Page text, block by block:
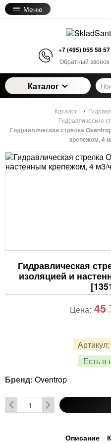
Меню
+7 (495) 055 58 57
Обратный звонок
Каталог
Каталог /
Гидравлические
Гидравлическая стрелка
крепежом, 4
Гидравлическая
изоляцией и
Артикул:
Есть в
Цена: 45
Бренд: Oventrop
Описание